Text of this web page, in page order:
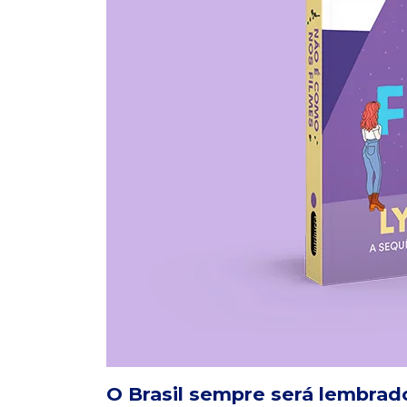
O Brasil sempre será